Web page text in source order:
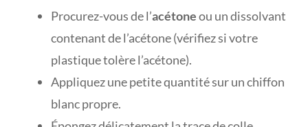
Procurez-vous de l’acétoneou un dissolvant
contenant de l’acétone (vérifiez si votre
plastique tolère l’acétone).
Appliquez une petite quantité sur un chiffon
blanc propre.